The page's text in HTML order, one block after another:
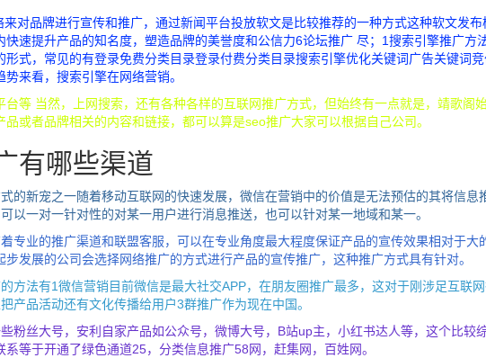
对品牌进行宣传和推广，通过新闻平台投放软文是比较推荐的一种方式这种软文发布
速提升产品的知名度，塑造品牌的美誉度和公信力6论坛推广 尽；1搜索引擎推广方
形式，常见的有登录免费分类目录登录付费分类目录搜索引擎优化关键词广告关键词
来看，搜索引擎在网络营销。
台等 当然，上网搜索，还有各种各样的互联网推广方式，但始终有一点就是，靖歌阁
或者品牌相关的内容和链接，都可以算是seo推广大家可以根据自己公司。
有哪些渠道
的新宠之一随着移动互联网的快速发展，微信在营销中的价值是无法预估的其将信息
以一对一针对性的对某一用户进行消息推送，也可以针对某一地域和某一。
专业的推广渠道和联盟客服，可以在专业角度最大程度保证产品的宣传效果相对于大
发展的公司会选择网络推广的方式进行产品的宣传推广，这种推广方式具有针对。
方法有1微信营销目前微信是最大社交APP，在朋友圈推广最多，这对于刚涉足互联网
产品活动还有文化传播给用户3群推广作为现在中国。
粉丝大号，安利自家产品如公众号，微博大号，B站up主，小红书达人等，这个比较
等于开通了绿色通道25，分类信息推广58网，赶集网，百姓网。